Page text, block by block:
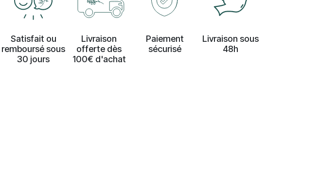
Satisfait ou
remboursé sous
30 jours
Livraison
offerte dès
100€ d'achat
Paiement
sécurisé
Livraison sous
48h